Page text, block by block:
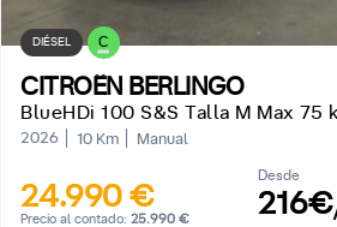
DIÉSEL C
CITROËN BERLINGO
2026 10 Km Manual
24.990 €
Precio al contado: 25.990 €
Desde
216€